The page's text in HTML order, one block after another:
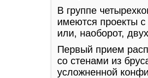
В группе
имеются проекты
или, наоборот,
Первый прием
со стенами из
усложненной